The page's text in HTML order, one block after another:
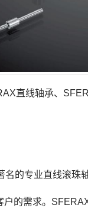
直线轴承、
名的专业直线滚珠
户的需求。